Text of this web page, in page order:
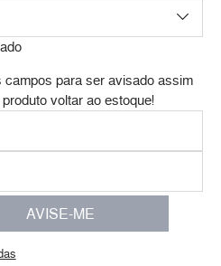
campos para ser avisado assim
voltar ao estoque!
AVISE-ME